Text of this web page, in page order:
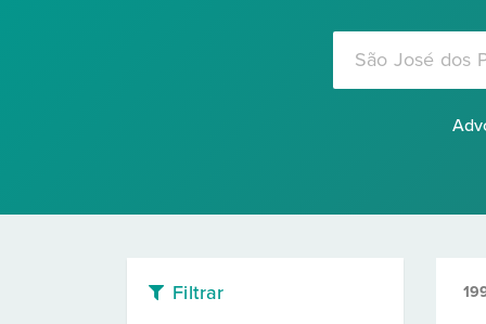
Filtrar